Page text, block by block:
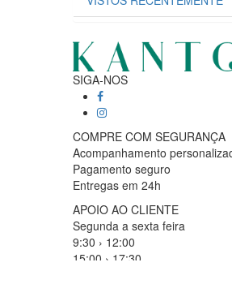
SIGA-NOS
COMPRE COM SEGURANÇA
Acompanhamento
Pagamento seguro
Entregas em 24h
APOIO AO CLIENTE
Segunda a sexta feira
9:30 › 12:00
15:00 › 17:30